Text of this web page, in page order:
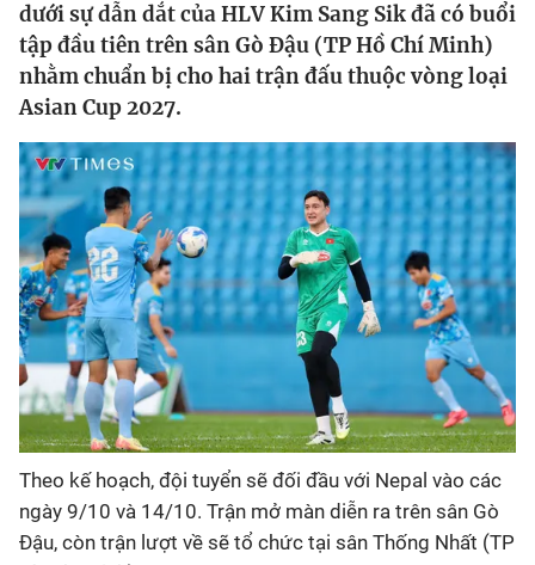
Sự kiện
Bóng đá
Thể thao Điện tử
Các môn khác
VIDEO
Bên lề
dưới sự dẫn dắt của HLV Kim Sang Sik đã có buổi
tập đầu tiên trên sân Gò Đậu (TP Hồ Chí Minh)
nhằm chuẩn bị cho hai trận đấu thuộc vòng loại
Asian Cup 2027.
Theo kế hoạch, đội tuyển sẽ đối đầu với Nepal vào các
ngày 9/10 và 14/10. Trận mở màn diễn ra trên sân Gò
Đậu, còn trận lượt về sẽ tổ chức tại sân Thống Nhất (TP